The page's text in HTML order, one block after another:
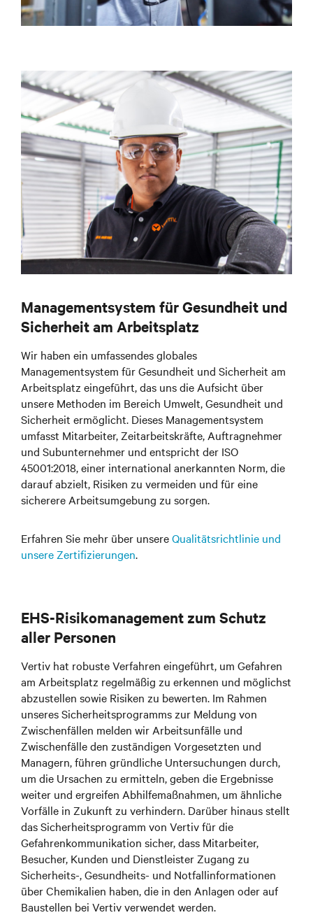
Managementsystem für Gesundheit und
Sicherheit am Arbeitsplatz
Wir haben ein umfassendes globales
Managementsystem für Gesundheit und Sicherheit am
Arbeitsplatz eingeführt, das uns die Aufsicht über
unsere Methoden im Bereich Umwelt, Gesundheit und
Sicherheit ermöglicht. Dieses Managementsystem
umfasst Mitarbeiter, Zeitarbeitskräfte, Auftragnehmer
und Subunternehmer und entspricht der ISO
45001:2018, einer international anerkannten Norm, die
darauf abzielt, Risiken zu vermeiden und für eine
sicherere Arbeitsumgebung zu sorgen.
Erfahren Sie mehr über unsereQualitätsrichtlinie und
unsere Zertifizierungen.
EHS-Risikomanagement zum Schutz
aller Personen
Vertiv hat robuste Verfahren eingeführt, um Gefahren
am Arbeitsplatz regelmäßig zu erkennen und möglichst
abzustellen sowie Risiken zu bewerten. Im Rahmen
unseres Sicherheitsprogramms zur Meldung von
Zwischenfällen melden wir Arbeitsunfälle und
Zwischenfälle den zuständigen Vorgesetzten und
Managern, führen gründliche Untersuchungen durch,
um die Ursachen zu ermitteln, geben die Ergebnisse
weiter und ergreifen Abhilfemaßnahmen, um ähnliche
Vorfälle in Zukunft zu verhindern. Darüber hinaus stellt
das Sicherheitsprogramm von Vertiv für die
Gefahrenkommunikation sicher, dass Mitarbeiter,
Besucher, Kunden und Dienstleister Zugang zu
Sicherheits-, Gesundheits- und Notfallinformationen
über Chemikalien haben, die in den Anlagen oder auf
Baustellen bei Vertiv verwendet werden.